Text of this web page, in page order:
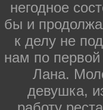
негодное
бы и
к делу не
нам по
Лана.
девушка,